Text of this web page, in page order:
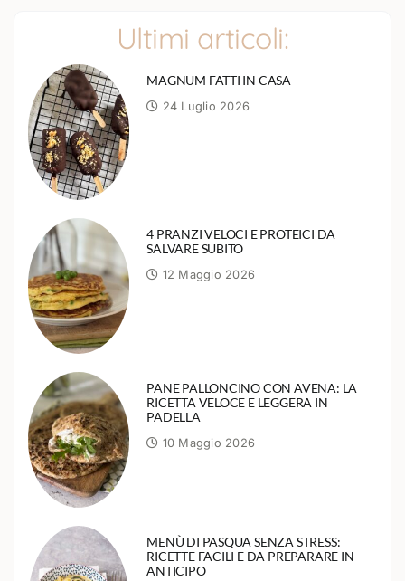
Ultimi articoli:
MAGNUM FATTI IN CASA
24 Luglio 2026
4 PRANZI VELOCI E PROTEICI DA
SALVARE SUBITO
12 Maggio 2026
PANE PALLONCINO CON AVENA: LA
RICETTA VELOCE E LEGGERA IN
PADELLA
10 Maggio 2026
MENÙ DI PASQUA SENZA STRESS:
RICETTE FACILI E DA PREPARARE IN
ANTICIPO